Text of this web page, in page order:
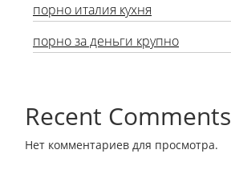
порно италия кухня
порно за деньги крупно
Recent Comments
Нет комментариев для просмотра.